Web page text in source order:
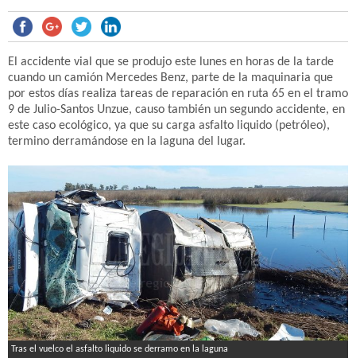
El accidente vial que se produjo este lunes en horas de la tarde
cuando un camión Mercedes Benz, parte de la maquinaria que
por estos días realiza tareas de reparación en ruta 65 en el tramo
9 de Julio-Santos Unzue, causo también un segundo accidente, en
este caso ecológico, ya que su carga asfalto liquido (petróleo),
termino derramándose en la laguna del lugar.
Tras el vuelco el asfalto liquido se derramo en la laguna